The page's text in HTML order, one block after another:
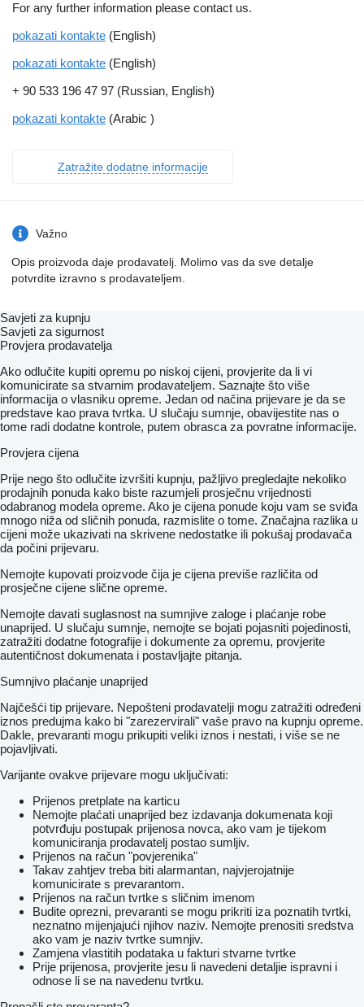
For any further information please contact us.
pokazati kontakte (English)
pokazati kontakte (English)
+ 90 533 196 47 97 (Russian, English)
pokazati kontakte (Arabic )
Zatražite dodatne informacije
Važno
Opis proizvoda daje prodavatelj. Molimo vas da sve detalje
potvrdite izravno s prodavateljem.
Savjeti za kupnju
Savjeti za sigurnost
Provjera prodavatelja
Ako odlučite kupiti opremu po niskoj cijeni, provjerite da li vi
komunicirate sa stvarnim prodavateljem. Saznajte što više
informacija o vlasniku opreme. Jedan od načina prijevare je da se
predstave kao prava tvrtka. U slučaju sumnje, obavijestite nas o
tome radi dodatne kontrole, putem obrasca za povratne informacije.
Provjera cijena
Prije nego što odlučite izvršiti kupnju, pažljivo pregledajte nekoliko
prodajnih ponuda kako biste razumjeli prosječnu vrijednosti
odabranog modela opreme. Ako je cijena ponude koju vam se sviđa
mnogo niža od sličnih ponuda, razmislite o tome. Značajna razlika u
cijeni može ukazivati ​​na skrivene nedostatke ili pokušaj prodavača
da počini prijevaru.
Nemojte kupovati proizvode čija je cijena previše različita od
prosječne cijene slične opreme.
Nemojte davati suglasnost na sumnjive zaloge i plaćanje robe
unaprijed. U slučaju sumnje, nemojte se bojati pojasniti pojedinosti,
zatražiti dodatne fotografije i dokumente za opremu, provjerite
autentičnost dokumenata i postavljajte pitanja.
Sumnjivo plaćanje unaprijed
Najčešći tip prijevare. Nepošteni prodavatelji mogu zatražiti određeni
iznos predujma kako bi "zarezervirali" vaše pravo na kupnju opreme.
Dakle, prevaranti mogu prikupiti veliki iznos i nestati, i više se ne
pojavljivati.
Varijante ovakve prijevare mogu uključivati:
Prijenos pretplate na karticu
Nemojte plaćati unaprijed bez izdavanja dokumenata koji
potvrđuju postupak prijenosa novca, ako vam je tijekom
komuniciranja prodavatelj postao sumljiv.
Prijenos na račun "povjerenika"
Takav zahtjev treba biti alarmantan, najvjerojatnije
komunicirate s prevarantom.
Prijenos na račun tvrtke s sličnim imenom
Budite oprezni, prevaranti se mogu prikriti iza poznatih tvrtki,
neznatno mijenjajući njihov naziv. Nemojte prenositi sredstva
ako vam je naziv tvrtke sumnjiv.
Zamjena vlastitih podataka u fakturi stvarne tvrtke
Prije prijenosa, provjerite jesu li navedeni detaljie ispravni i
odnose li se na navedenu tvrtku.